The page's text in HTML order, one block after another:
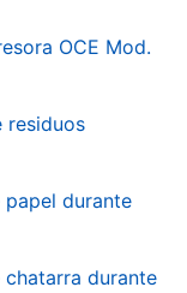
OCE Mod.
residuos
papel durante
durante